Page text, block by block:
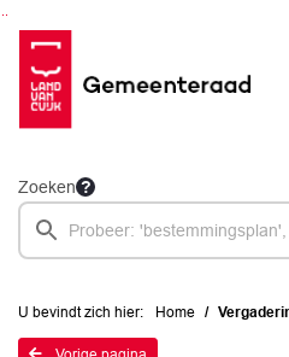
Zoeken
U bevindt zich hier: Home